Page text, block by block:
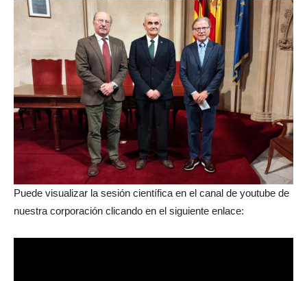
Puede visualizar la sesión científica en el canal de youtube de
nuestra corporación clicando en el siguiente enlace: